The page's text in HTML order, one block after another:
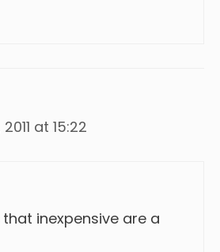
at 15:22
inexpensive are a